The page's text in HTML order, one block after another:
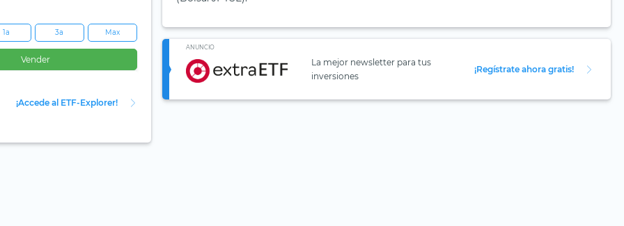
1a 3a Max
Vender
¡Accede al ETF-Explorer!
ANUNCIO
La mejor newsletter para tus
inversiones
¡Regístrate ahora gratis!